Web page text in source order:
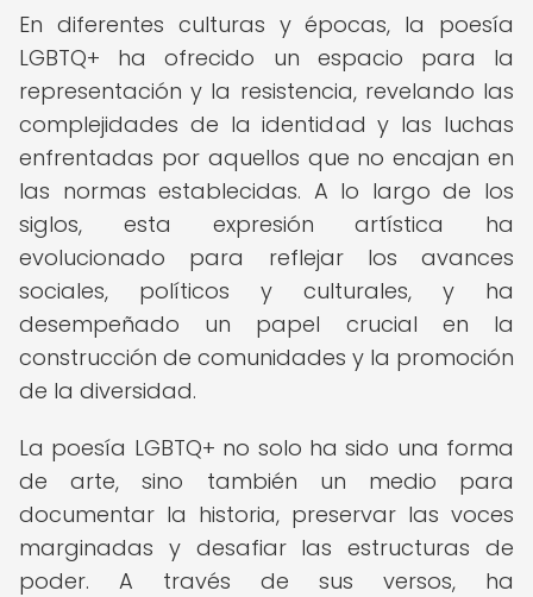
En diferentes culturas y épocas, la poesía
LGBTQ+ ha ofrecido un espacio para la
representación y la resistencia, revelando las
complejidades de la identidad y las luchas
enfrentadas por aquellos que no encajan en
las normas establecidas. A lo largo de los
siglos, esta expresión artística ha
evolucionado para reflejar los avances
sociales, políticos y culturales, y ha
desempeñado un papel crucial en la
construcción de comunidades y la promoción
de la diversidad.
La poesía LGBTQ+ no solo ha sido una forma
de arte, sino también un medio para
documentar la historia, preservar las voces
marginadas y desafiar las estructuras de
poder. A través de sus versos, ha